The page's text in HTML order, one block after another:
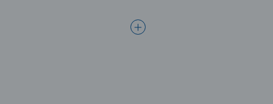
ein Erfolg an den anderen reiht.
wachsen, erhöhen ihre
den beliebtesten Motiven, von 2